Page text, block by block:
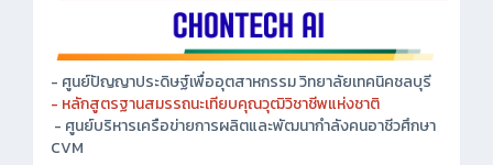
- ศูนย์ปัญญาประดิษฐ์เพื่ออุตสาหกรรม วิทยาลัยเทคนิคชลบุรี
- หลักสูตรฐานสมรรถนะเทียบคุณวุฒิวิชาชีพแห่งชาติ
- ศูนย์บริหารเครือข่ายการผลิตและพัฒนากำลังคนอาชีวศึกษา
CVM